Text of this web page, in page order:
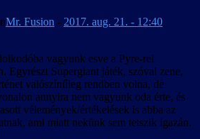
Mr. Fusion - 2017. aug. 21. - 12:40
vagyunk esve a Pyre-rel
Egyrészt Supergiant játék, szóval zene,
valószínűleg rendben volna, de
annyira nem vagyunk oda érte, és
vélemények/értékelések is abba az
ami miatt nekünk sem tetszik igazán.